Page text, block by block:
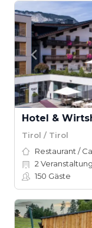
Hotel &
Tirol / Tirol
Restaurant /
2
150 Gäste